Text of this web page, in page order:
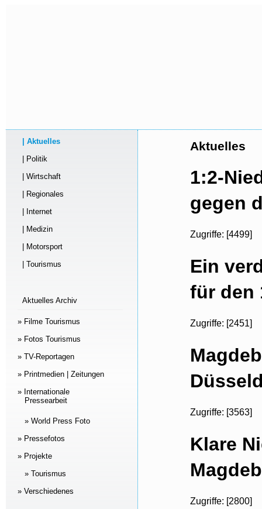
| Aktuelles
| Politik
| Wirtschaft
| Regionales
| Internet
| Medizin
| Motorsport
| Tourismus
Aktuelles Archiv
» Filme Tourismus
» Fotos Tourismus
» TV-Reportagen
» Printmedien | Zeitungen
» Internationale
Pressearbeit
» World Press Foto
» Pressefotos
» Projekte
» Tourismus
» Verschiedenes
Aktuelles
1:2-
gegen
Zugriffe: [4499]
Ein
für den
Zugriffe: [2451]
Zugriffe: [3563]
Klare
Zugriffe: [2800]